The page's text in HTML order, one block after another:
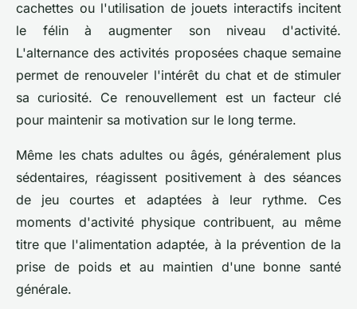
cachettes ou l'utilisation de jouets interactifs incitent
le félin à augmenter son niveau d'activité.
L'alternance des activités proposées chaque semaine
permet de renouveler l'intérêt du chat et de stimuler
sa curiosité. Ce renouvellement est un facteur clé
pour maintenir sa motivation sur le long terme.
Même les chats adultes ou âgés, généralement plus
sédentaires, réagissent positivement à des séances
de jeu courtes et adaptées à leur rythme. Ces
moments d'activité physique contribuent, au même
titre que l'alimentation adaptée, à la prévention de la
prise de poids et au maintien d'une bonne santé
générale.